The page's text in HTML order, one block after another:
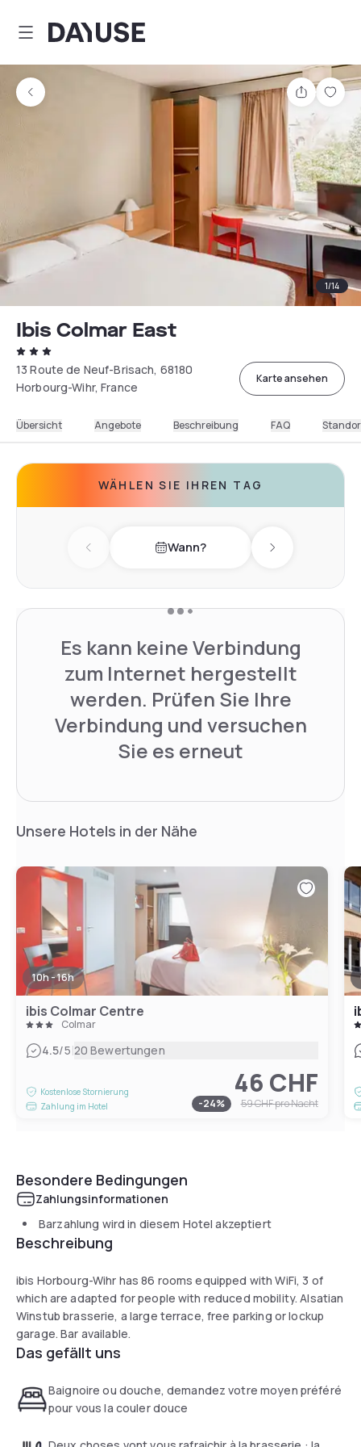
Dayuse
Teilen
1/14
Ibis Colmar East
13 Route de Neuf-Brisach, 68180
Horbourg-Wihr, France
Karte ansehen
Übersicht Angebote Beschreibung FAQ
WÄHLEN SIE IHREN TAG
Previous day Wann? Next day
Es kann keine Verbindung
zum Internet hergestellt
werden. Prüfen Sie Ihre
Verbindung und versuchen
Sie es erneut
Unsere Hotels in der Nähe
10h - 16h
ibis Colmar Centre
Colmar
4.5/5|20 Bewertungen
Kostenlose Stornierung
Zahlung im Hotel
46 CHF
-24% 59 CHFpro Nacht
Besondere Bedingungen
Zahlungsinformationen
Barzahlung wird in diesem Hotel akzeptiert
Beschreibung
ibis Horbourg-Wihr has 86 rooms equipped with WiFi, 3 of
which are adapted for people with reduced mobility. Alsatian
Winstub brasserie, a large terrace, free parking or lockup
garage. Bar available.
Das gefällt uns
Baignoire ou douche, demandez votre moyen préféré
pour vous la couler douce